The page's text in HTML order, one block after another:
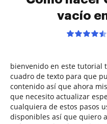
vacío
bienvenido en este tutorial
cuadro de texto para que
contenido así que ahora
que necesito actualizar
cualquiera de estos pasos
disponibles así que quiero